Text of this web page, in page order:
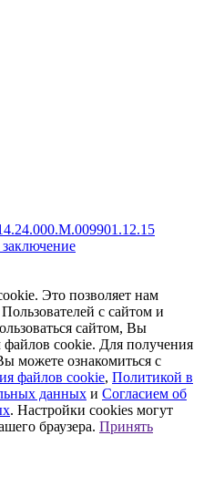
Это позволяет нам
с сайтом и
сайтом, Вы
файлов cookie. Для получения
можете ознакомиться с
файлов cookie, Политикой в
данных и Согласием об
. Настройки cookies могут
браузера. Принять